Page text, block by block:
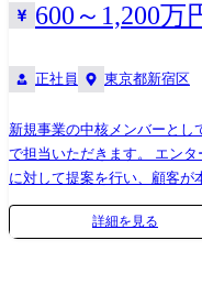
600～1,200万
正社員 東京都新宿区
新規事業の中核メンバーと
で担当いただきます。 エン
に対して提案を行い、顧客が
す。 ・プロダクトセールス ・ソリューションセールス ・ターゲット選
定 / 開拓 ・ターゲット顧客
詳細を見る